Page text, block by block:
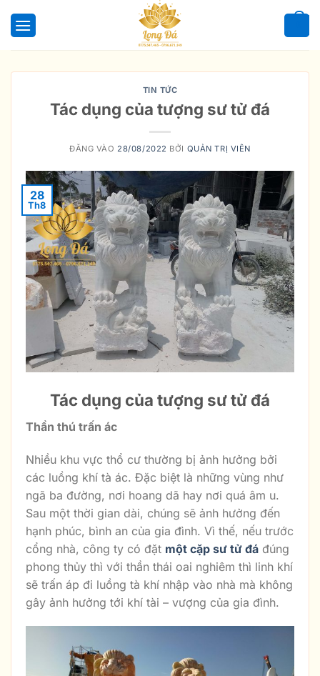
qua
TIN TỨC
Tác dụng của tượng sư tử đá
ĐĂNG VÀO 28/08/2022 BỞI QUẢN TRỊ VIÊN
28
Th8
Tác dụng của tượng sư tử đá
Thần thú trấn ác
Nhiều khu vực thổ cư thường bị ảnh hưởng bởi
các luồng khí tà ác. Đặc biệt là những vùng như
ngã ba đường, nơi hoang dã hay nơi quá âm u.
Sau một thời gian dài, chúng sẽ ảnh hưởng đến
hạnh phúc, bình an của gia đình. Vì thế, nếu trước
cổng nhà, công ty có đặt một cặp sư tử đá đúng
phong thủy thì với thần thái oai nghiêm thì linh khí
sẽ trấn áp đi luồng tà khí nhập vào nhà mà không
gây ảnh hưởng tới khí tài – vượng của gia đình.